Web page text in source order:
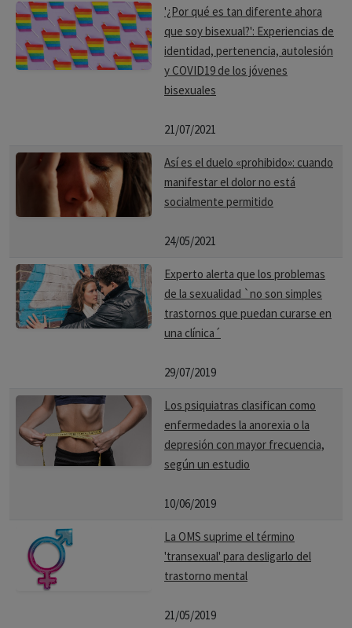
'¿Por qué es tan diferente ahora
que soy bisexual?': Experiencias de
identidad, pertenencia, autolesión
y COVID19 de los jóvenes
bisexuales
21/07/2021
Así es el duelo «prohibido»: cuando
manifestar el dolor no está
socialmente permitido
24/05/2021
Experto alerta que los problemas
de la sexualidad `no son simples
trastornos que puedan curarse en
una clínica´
29/07/2019
Los psiquiatras clasifican como
enfermedades la anorexia o la
depresión con mayor frecuencia,
según un estudio
10/06/2019
La OMS suprime el término
'transexual' para desligarlo del
trastorno mental
21/05/2019